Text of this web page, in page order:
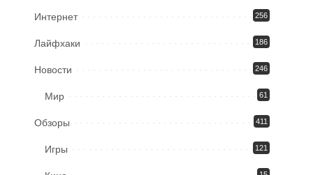
Интернет 256
Лайфхаки 186
Новости 246
Мир 61
Обзоры 411
Игры 121